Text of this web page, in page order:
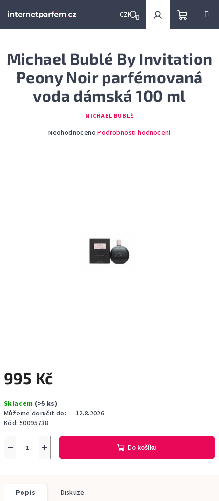
CZK
Hledat PřihlášeníNákupní
košík
995 Kč
cena:
Skladem (>5 ks)
Můžeme doručit do:
12.8.2026
Kód: 50095738
+
− Do košíku
Michael Bublé By Invitation
Peony Noir parfémovaná
voda dámská 100 ml
MICHAEL BUBLÉ
Průměrné
Neohodnoceno Podrobnosti hodnocení
Popis Diskuze